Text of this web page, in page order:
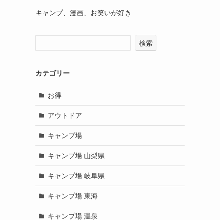
キャンプ、漫画、お笑いが好き
検索
カテゴリー
お得
アウトドア
キャンプ場
キャンプ場 山梨県
キャンプ場 岐阜県
キャンプ場 東海
キャンプ場 温泉